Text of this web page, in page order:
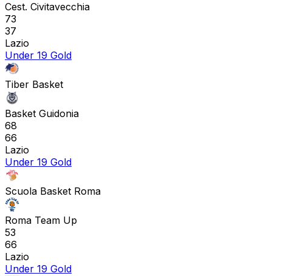
Cest. Civitavecchia
73
37
Lazio
Under 19 Gold
Tiber Basket
Basket Guidonia
68
66
Lazio
Under 19 Gold
Scuola Basket Roma
Roma Team Up
53
66
Lazio
Under 19 Gold